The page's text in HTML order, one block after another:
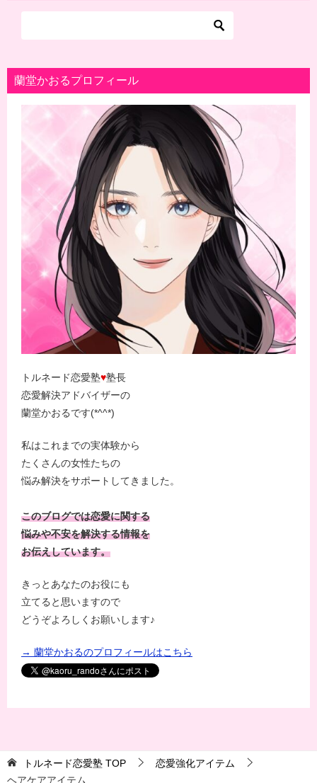
蘭堂かおるプロフィール
トルネード恋愛塾♥塾長
恋愛解決アドバイザーの
蘭堂かおるです(*^^*)
私はこれまでの実体験から
たくさんの女性たちの
悩み解決をサポートしてきました。
このブログでは恋愛に関する
悩みや不安を解決する情報を
お伝えしています。
きっとあなたのお役にも
立てると思いますので
どうぞよろしくお願いします♪
→ 蘭堂かおるのプロフィールはこちら
トルネード恋愛塾 TOP
恋愛強化アイテム
ヘアケアアイテム